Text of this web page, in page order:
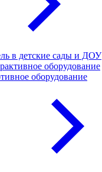
в детские сады и ДОУ
оборудование
оборудование